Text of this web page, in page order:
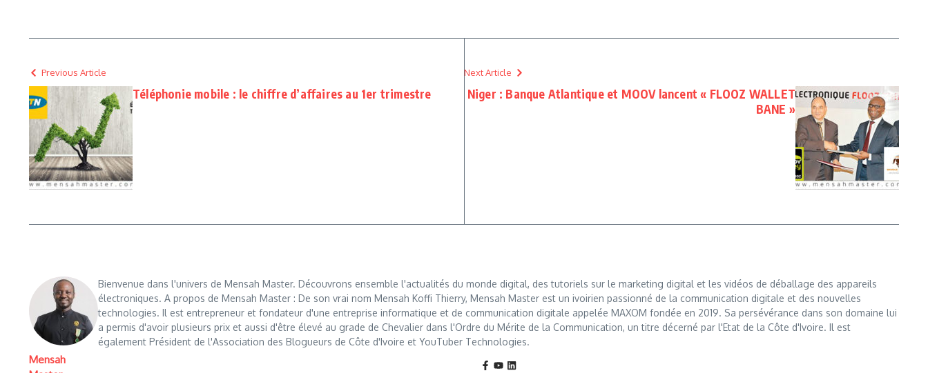
Previous Article
Téléphonie mobile : le chiffre d’affaires au 1er trimestre
Next Article
Niger : Banque Atlantique et MOOV lancent « FLOOZ WALLET
BANE »
Mensah
Bienvenue dans l'univers de Mensah Master. Découvrons ensemble l'actualités du monde digital, des tutoriels sur le marketing digital et les vidéos de déballage des appareils
électroniques. A propos de Mensah Master : De son vrai nom Mensah Koffi Thierry, Mensah Master est un ivoirien passionné de la communication digitale et des nouvelles
technologies. Il est entrepreneur et fondateur d'une entreprise informatique et de communication digitale appelée MAXOM fondée en 2019. Sa persévérance dans son domaine lui
a permis d'avoir plusieurs prix et aussi d'être élevé au grade de Chevalier dans l'Ordre du Mérite de la Communication, un titre décerné par l'Etat de la Côte d'Ivoire. Il est
également Président de l'Association des Blogueurs de Côte d'Ivoire et YouTuber Technologies.